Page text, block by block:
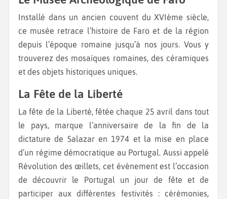
Installé dans un ancien couvent du XVIème siècle,
ce musée retrace l’histoire de Faro et de la région
depuis l’époque romaine jusqu’à nos jours. Vous y
trouverez des mosaïques romaines, des céramiques
et des objets historiques uniques.
La Fête de la Liberté
La fête de la Liberté, fêtée chaque 25 avril dans tout
le pays, marque l’anniversaire de la fin de la
dictature de Salazar en 1974 et la mise en place
d’un régime démocratique au Portugal. Aussi appelé
Révolution des œillets, cet évènement est l’occasion
de découvrir le Portugal un jour de fête et de
participer aux différentes festivités : cérémonies,